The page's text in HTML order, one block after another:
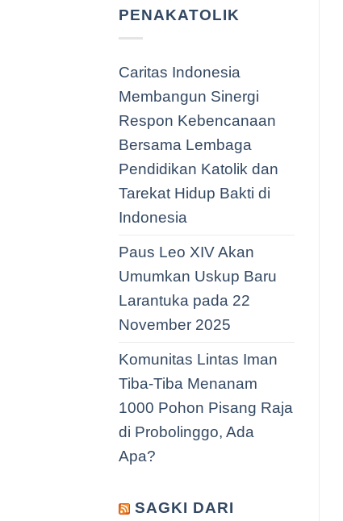
PENAKATOLIK
Caritas Indonesia
Membangun Sinergi
Respon Kebencanaan
Bersama Lembaga
Pendidikan Katolik dan
Tarekat Hidup Bakti di
Indonesia
Paus Leo XIV Akan
Umumkan Uskup Baru
Larantuka pada 22
November 2025
Komunitas Lintas Iman
Tiba-Tiba Menanam
1000 Pohon Pisang Raja
di Probolinggo, Ada
Apa?
SAGKI DARI